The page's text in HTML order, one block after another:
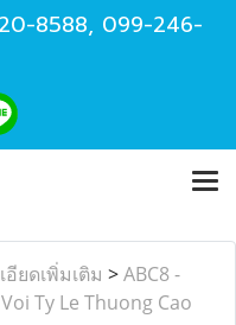
8588, 099-246-
ยดเพิ่มเติม >ABC8 -
Ty Le Thuong Cao